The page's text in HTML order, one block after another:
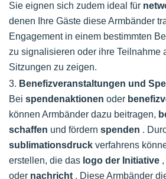
Sie eignen sich zudem ideal für
denen Ihre Gäste diese Armbänder
Engagement in einem bestimmten
zu signalisieren oder ihre Teilnahme
Sitzungen zu zeigen.
3. Benefizveranstaltungen und
Bei spendenaktionen oder
können Armbänder dazu beitragen,
schaffen und fördern spenden .
sublimationsdruck verfahrens
erstellen, die das logo der Initiative ,
oder nachricht . Diese Armbänder